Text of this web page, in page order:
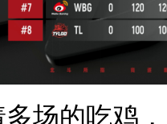
场的吃鸡